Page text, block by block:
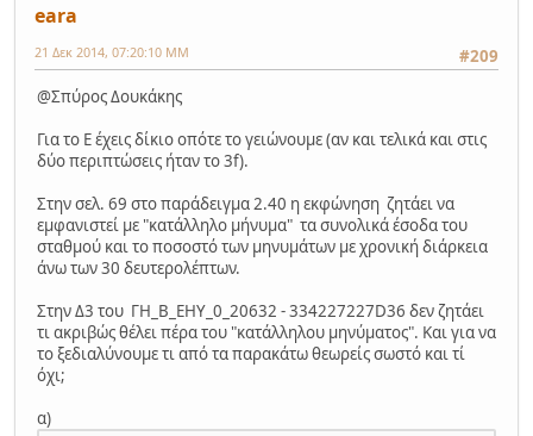
eara
#209
21 Δεκ 2014, 07:20:10 ΜΜ
@Σπύρος Δουκάκης
Για το Ε έχεις δίκιο οπότε το γειώνουμε (αν και τελικά και στις
δύο περιπτώσεις ήταν το 3f).
Στην σελ. 69 στο παράδειγμα 2.40 η εκφώνηση ζητάει να
εμφανιστεί με "κατάλληλο μήνυμα" τα συνολικά έσοδα του
σταθμού και το ποσοστό των μηνυμάτων με χρονική διάρκεια
άνω των 30 δευτερολέπτων.
Στην Δ3 του ΓΗ_Β_ΕΗΥ_0_20632 - 334227227D36 δεν ζητάει
τι ακριβώς θέλει πέρα του "κατάλληλου μηνύματος". Και για να
το ξεδιαλύνουμε τι από τα παρακάτω θεωρείς σωστό και τί
όχι;
α)